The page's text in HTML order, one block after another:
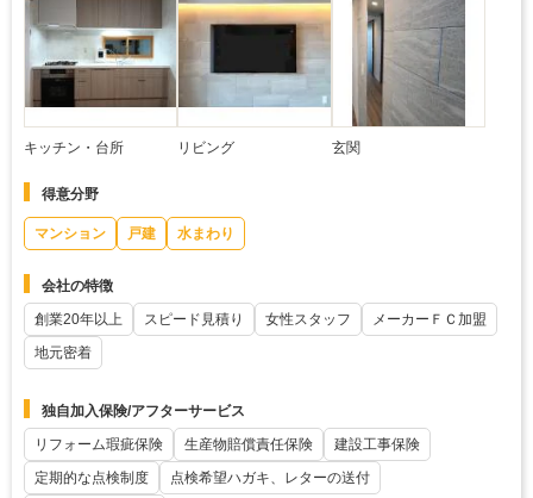
キッチン・台所 リビング 玄関
得意分野
マンション 戸建 水まわり
会社の特徴
創業20年以上
スピード見積り 女性スタッフ
メーカーＦＣ加盟
地元密着
独自加入保険/アフターサービス
リフォーム瑕疵保険
生産物賠償責任保険
建設工事保険
定期的な点検制度
点検希望ハガキ、レターの送付